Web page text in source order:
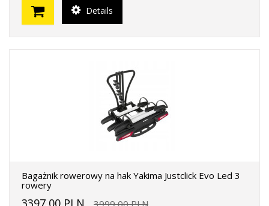
Details
Bagażnik rowerowy na hak Yakima Justclick Evo Led 3
rowery
3397,00 PLN 3999,00 PLN